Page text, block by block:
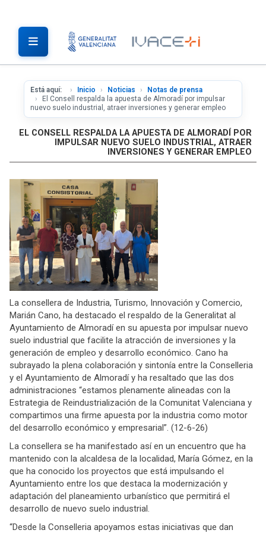
Está aquí: Inicio Noticias
Notas de prensa
El Consell respalda la apuesta de Almoradí por impulsar
nuevo suelo industrial, atraer inversiones y generar empleo
EL CONSELL RESPALDA LA APUESTA DE ALMORADÍ POR
IMPULSAR NUEVO SUELO INDUSTRIAL, ATRAER
INVERSIONES Y GENERAR EMPLEO
La consellera de Industria, Turismo, Innovación y Comercio,
Marián Cano, ha destacado el respaldo de la Generalitat al
Ayuntamiento de Almoradí en su apuesta por impulsar nuevo
suelo industrial que facilite la atracción de inversiones y la
generación de empleo y desarrollo económico. Cano ha
subrayado la plena colaboración y sintonía entre la Conselleria
y el Ayuntamiento de Almoradí y ha resaltado que las dos
administraciones “estamos plenamente alineadas con la
Estrategia de Reindustrialización de la Comunitat Valenciana y
compartimos una firme apuesta por la industria como motor
del desarrollo económico y empresarial”. (12-6-26)
La consellera se ha manifestado así en un encuentro que ha
mantenido con la alcaldesa de la localidad, María Gómez, en la
que ha conocido los proyectos que está impulsando el
Ayuntamiento entre los que destaca la modernización y
adaptación del planeamiento urbanístico que permitirá el
desarrollo de nuevo suelo industrial.
“Desde la Conselleria apoyamos estas iniciativas que dan